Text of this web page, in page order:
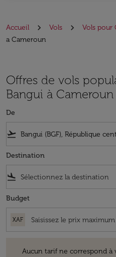
Accueil Vols Vols pour
a Cameroun
Offres de vols
Bangui à Cameroun
De
flight_takeoff
Destination
flight_land
Budget
XAF
Aucun tarif ne correspond à